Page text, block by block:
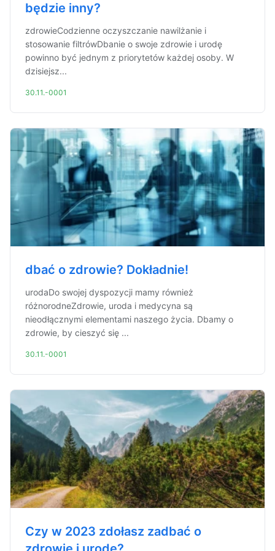
będzie inny?
zdrowieCodzienne oczyszczanie nawilżanie i
stosowanie filtrówDbanie o swoje zdrowie i urodę
powinno być jednym z priorytetów każdej osoby. W
dzisiejsz...
30.11.-0001
dbać o zdrowie? Dokładnie!
urodaDo swojej dyspozycji mamy również
różnorodneZdrowie, uroda i medycyna są
nieodłącznymi elementami naszego życia. Dbamy o
zdrowie, by cieszyć się ...
30.11.-0001
Czy w 2023 zdołasz zadbać o